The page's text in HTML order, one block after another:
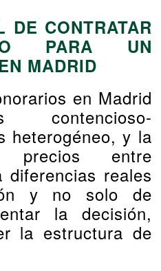
DE CONTRATAR
PARA UN
MADRID
en Madrid
contencioso-
heterogéneo, y la
precios entre
diferencias reales
y no solo de
la decisión,
la estructura de